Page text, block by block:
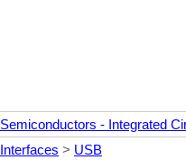
Semiconductors - Integrated
Interfaces > USB